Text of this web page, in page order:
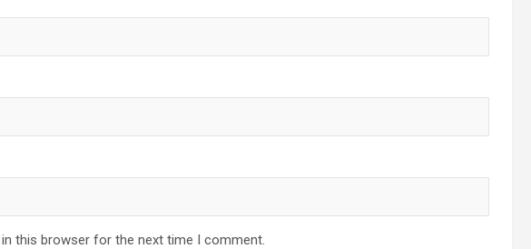
this browser for the next time I comment.